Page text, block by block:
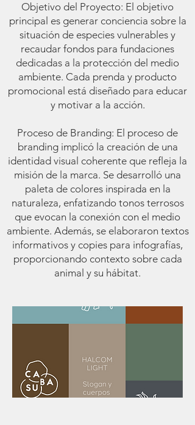
Objetivo del Proyecto: El objetivo
principal es generar conciencia sobre la
situación de especies vulnerables y
recaudar fondos para fundaciones
dedicadas a la protección del medio
ambiente. Cada prenda y producto
promocional está diseñado para educar
y motivar a la acción.
Proceso de Branding: El proceso de
branding implicó la creación de una
identidad visual coherente que refleja la
misión de la marca. Se desarrolló una
paleta de colores inspirada en la
naturaleza, enfatizando tonos terrosos
que evocan la conexión con el medio
ambiente. Además, se elaboraron textos
informativos y copies para infografías,
proporcionando contexto sobre cada
animal y su hábitat.